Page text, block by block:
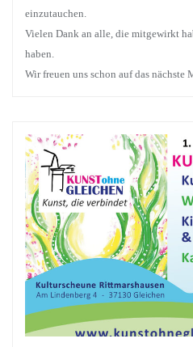
einzutauchen.
Vielen Dank an alle, die mitgewirkt
haben.
Wir freuen uns schon auf das nächste